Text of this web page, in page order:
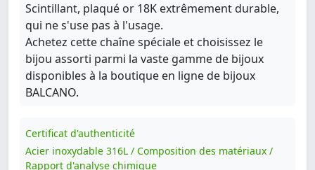
Scintillant, plaqué or 18K extrêmement durable,
qui ne s'use pas à l'usage.
Achetez cette chaîne spéciale et choisissez le
bijou assorti parmi la vaste gamme de bijoux
disponibles à la boutique en ligne de bijoux
BALCANO.
Certificat d'authenticité
Acier inoxydable 316L / Composition des matériaux /
Rapport d'analyse chimique